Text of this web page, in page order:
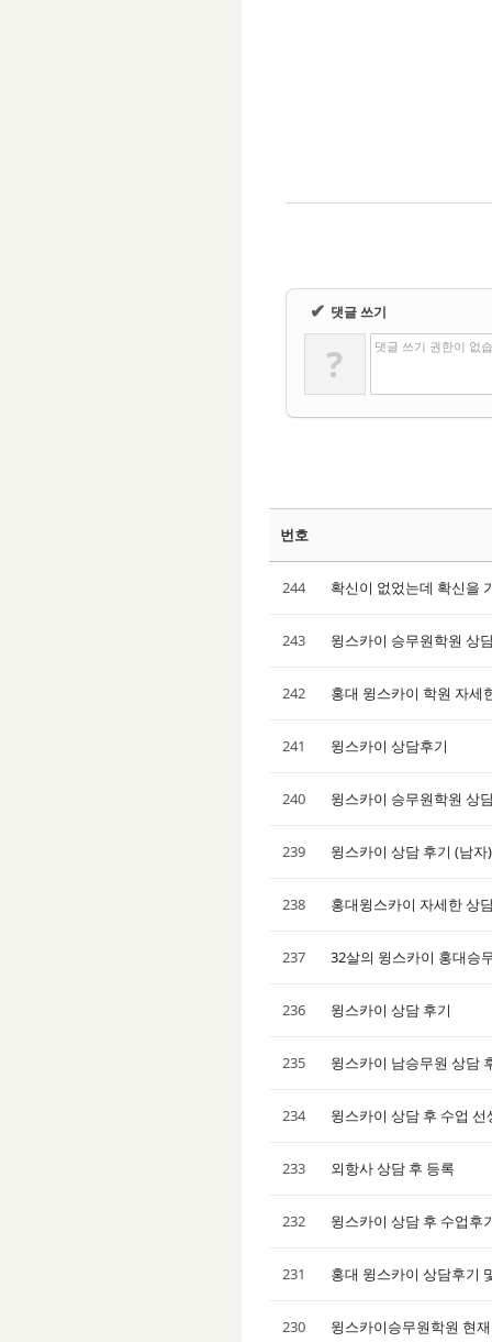
✔ 댓글 쓰기
? 댓글 쓰기 권한이 없
번호
244 확신이 없었는데 확신을
243 윙스카이 승무원학원 상
242 홍대 윙스카이 학원 자세
241 윙스카이 상담후기
240 윙스카이 승무원학원 상
239 윙스카이 상담 후기 (남자)
238 홍대윙스카이 자세한 상
237 32살의 윙스카이 홍대승
236 윙스카이 상담 후기
235 윙스카이 남승무원 상담
234 윙스카이 상담 후 수업 선
233 외항사 상담 후 등록
232 윙스카이 상담 후 수업후
231 홍대 윙스카이 상담후기
230 윙스카이승무원학원 현